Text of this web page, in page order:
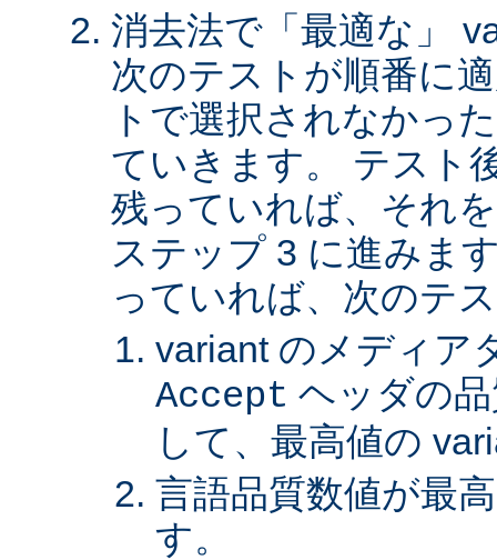
消去法で「最適な」
次のテストが順番に
トで選択されなかっ
ていきます。 テスト
残っていれば、それ
ステップ 3 に進みま
っていれば、次のテ
variant のメディア
Accept ヘッダの
して、最高値の
言語品質数値が最
す。